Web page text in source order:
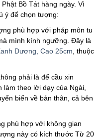
Bồ Tát hàng ngày. Vì
ý để chọn tượng:
phù hợp với pháp môn tu
mình kính ngưỡng. Đây là
Dương, Cao 25cm , thuộc
phải là để cầu xin
theo lời dạy của Ngài,
biến về bản thân, cả bên
phù hợp với không gian
này có kích thước Từ 20